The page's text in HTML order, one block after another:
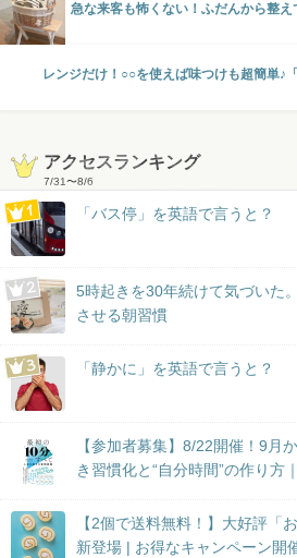
急な来客も怖くない！ふだんから整
レンジだけ！○○を使えば味つけも超簡単♪
アクセスランキング
7/31〜8/6
「バス停」を英語で言うと？
5時起きを30年続けて気づいた
させる朝習慣
「静かに」を英語で言うと？
【参加者募集】8/22開催！9月
き習慣化と“自分時間”の作り方
【2個で送料無料！】大好評「
新登場 | お得なキャンペーン開